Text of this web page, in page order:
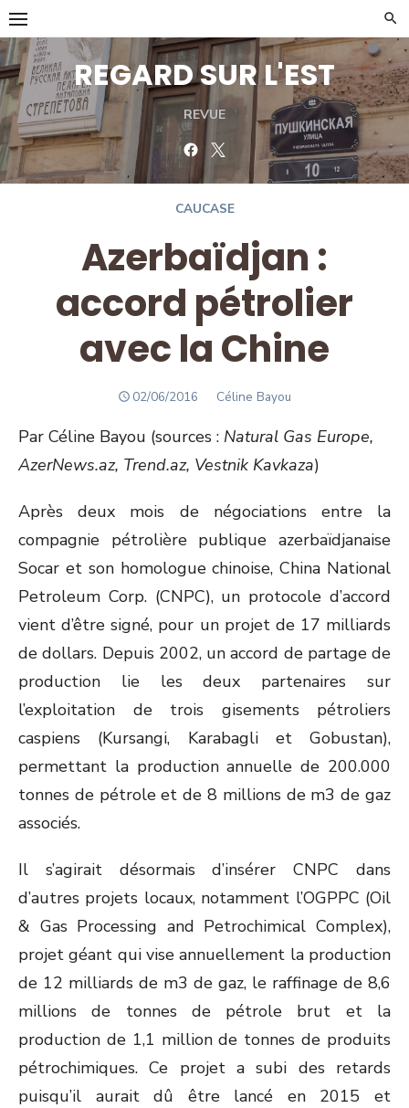
Skip
to
content
REGARD SUR L'EST
REVUE
FacebookTwitter
CAUCASE
Azerbaïdjan :
accord pétrolier
avec la Chine
POSTED
02/06/2016 Author
Céline Bayou
Par Céline Bayou (sources : Natural Gas Europe,
AzerNews.az, Trend.az, Vestnik Kavkaza)
Après deux mois de négociations entre la
compagnie pétrolière publique azerbaïdjanaise
Socar et son homologue chinoise, China National
Petroleum Corp. (CNPC), un protocole d’accord
vient d’être signé, pour un projet de 17 milliards
de dollars. Depuis 2002, un accord de partage de
production lie les deux partenaires sur
l’exploitation de trois gisements pétroliers
caspiens (Kursangi, Karabagli et Gobustan),
permettant la production annuelle de 200.000
tonnes de pétrole et de 8 millions de m3 de gaz
associés.
Il s’agirait désormais d’insérer CNPC dans
d’autres projets locaux, notamment l’OGPPC (Oil
& Gas Processing and Petrochimical Complex),
projet géant qui vise annuellement la production
de 12 milliards de m3 de gaz, le raffinage de 8,6
millions de tonnes de pétrole brut et la
production de 1,1 million de tonnes de produits
pétrochimiques. Ce projet a subi des retards
puisqu’il aurait dû être lancé en 2015 et